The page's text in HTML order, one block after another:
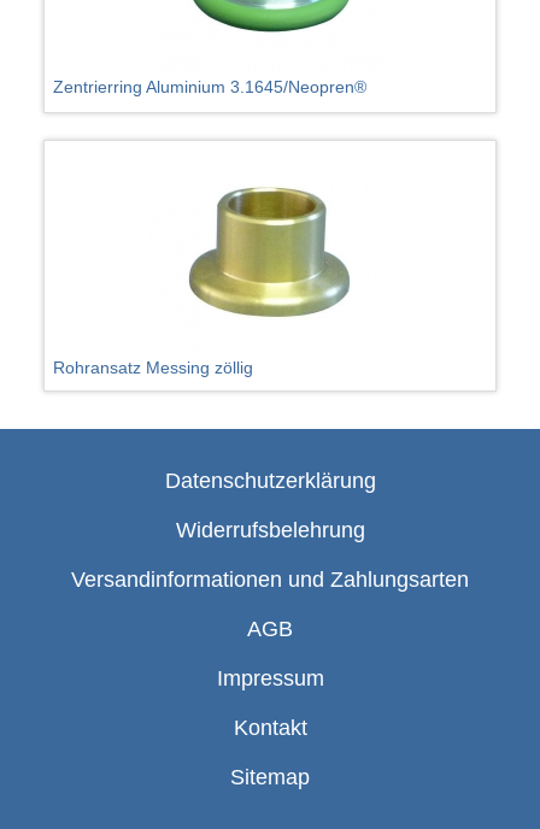
Zentrierring Aluminium 3.1645/Neopren®
Rohransatz Messing zöllig
Datenschutzerklärung
Widerrufsbelehrung
Versandinformationen und Zahlungsarten
AGB
Impressum
Kontakt
Sitemap